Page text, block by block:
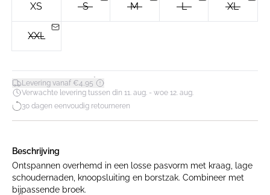
XS S M L XL
XXL
Levering vanaf €4,95*
Verwachte levering tussen din 11. aug. - woe 12. aug.
30 dagen eenvoudig retourneren
Beschrijving
Ontspannen overhemd in een losse pasvorm met kraag, lage
schoudernaden, knoopsluiting en borstzak. Combineer met
bijpassende broek.